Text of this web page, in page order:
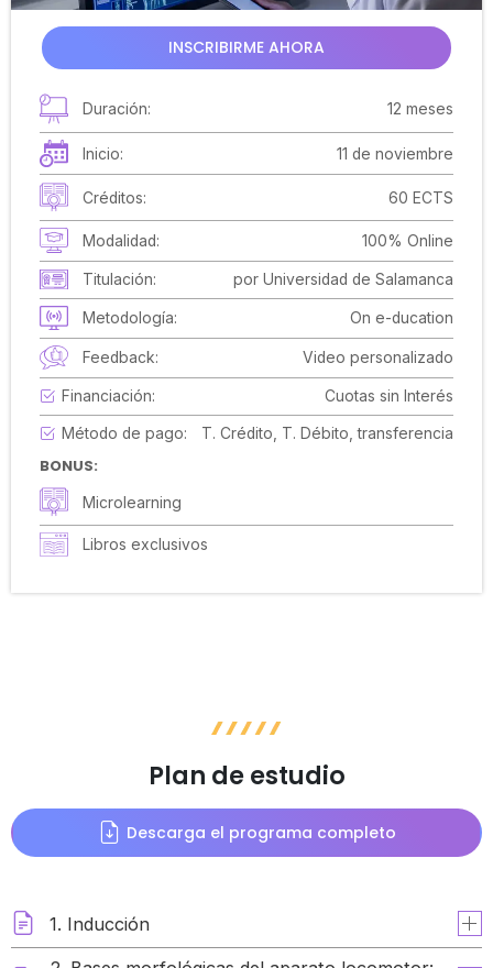
INSCRIBIRME AHORA
Duración: 12 meses
Inicio: 11 de noviembre
Créditos: 60 ECTS
Modalidad: 100% Online
Titulación: por Universidad de Salamanca
Metodología: On e-ducation
Feedback: Video personalizado
Financiación: Cuotas sin Interés
Método de pago: T. Crédito, T. Débito, transferencia
BONUS:
Microlearning
Libros exclusivos
Plan de estudio
Descarga el programa completo
1. Inducción